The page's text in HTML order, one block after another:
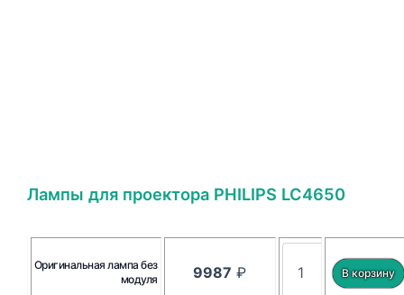
Лампы для проектора PHILIPS LC4650
Оригинальная лампа без
модуля
9987 ₽